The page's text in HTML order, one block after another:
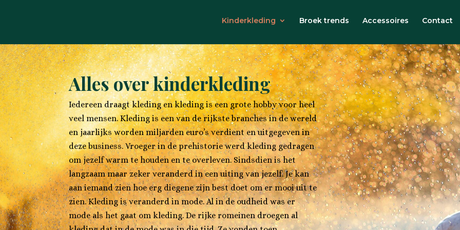
Kinderkleding Broek trends Accessoires Contact
Alles over kinderkleding
Iedereen draagt kleding en kleding is een grote hobby voor heel
veel mensen. Kleding is een van de rijkste branches in de wereld
en jaarlijks worden miljarden euro’s verdient en uitgegeven in
deze business. Vroeger in de prehistorie werd kleding gedragen
om jezelf warm te houden en te overleven. Sindsdien is het
langzaam maar zeker veranderd in een uiting van jezelf. Je kan
aan iemand zien hoe erg diegene zijn best doet om er mooi uit te
zien. Kleding is veranderd in mode. Al in de oudheid was er
mode als het gaat om kleding. De rijke romeinen droegen al